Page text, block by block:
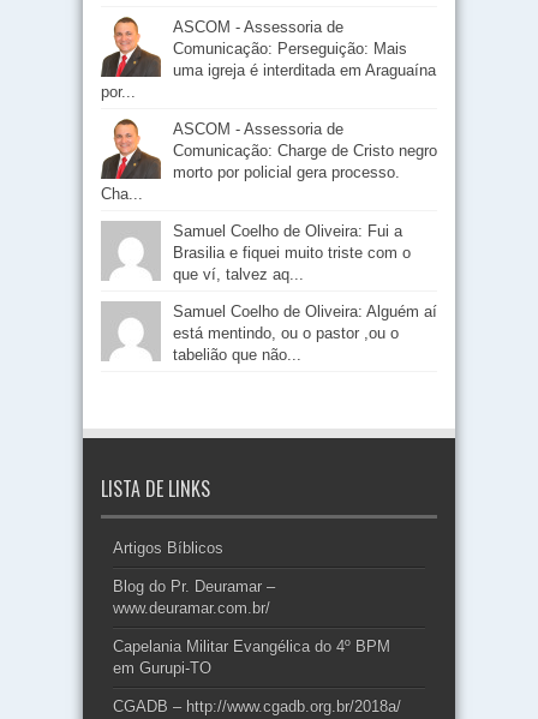
ASCOM - Assessoria de
Comunicação: Perseguição: Mais
uma igreja é interditada em Araguaína
por...
ASCOM - Assessoria de
Comunicação: Charge de Cristo negro
morto por policial gera processo.
Cha...
Samuel Coelho de Oliveira: Fui a
Brasilia e fiquei muito triste com o
que ví, talvez aq...
Samuel Coelho de Oliveira: Alguém aí
está mentindo, ou o pastor ,ou o
tabelião que não...
LISTA DE LINKS
Artigos Bíblicos
Blog do Pr. Deuramar –
www.deuramar.com.br/
Capelania Militar Evangélica do 4º BPM
em Gurupi-TO
CGADB – http://www.cgadb.org.br/2018a/